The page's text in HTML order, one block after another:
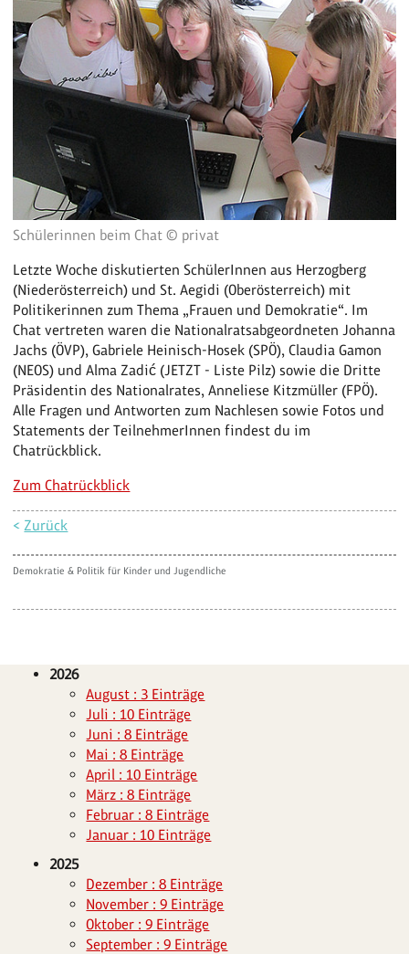
Schülerinnen beim Chat © privat
Letzte Woche diskutierten SchülerInnen aus Herzogberg
(Niederösterreich) und St. Aegidi (Oberösterreich) mit
Politikerinnen zum Thema „Frauen und Demokratie“. Im
Chat vertreten waren die Nationalratsabgeordneten Johanna
Jachs (ÖVP), Gabriele Heinisch-Hosek (SPÖ), Claudia Gamon
(NEOS) und Alma Zadić (JETZT - Liste Pilz) sowie die Dritte
Präsidentin des Nationalrates, Anneliese Kitzmüller (FPÖ).
Alle Fragen und Antworten zum Nachlesen sowie Fotos und
Statements der TeilnehmerInnen findest du im
Chatrückblick.
Zum Chatrückblick
<Zurück
Demokratie & Politik für Kinder und Jugendliche
2026
August : 3 Einträge
Juli : 10 Einträge
Juni : 8 Einträge
Mai : 8 Einträge
April : 10 Einträge
März : 8 Einträge
Februar : 8 Einträge
Januar : 10 Einträge
2025
Dezember : 8 Einträge
November : 9 Einträge
Oktober : 9 Einträge
September : 9 Einträge